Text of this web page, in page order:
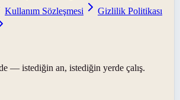
Kullanım Sözleşmesi
Gizlilik Politikası
— istediğin an, istediğin yerde çalış.